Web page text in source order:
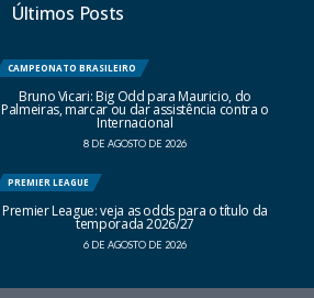
Últimos Posts
CAMPEONATO BRASILEIRO
Bruno Vicari: Big Odd para Mauricio, do
Palmeiras, marcar ou dar assistência contra o
Internacional
8 DE AGOSTO DE 2026
PREMIER LEAGUE
Premier League: veja as odds para o título da
temporada 2026/27
6 DE AGOSTO DE 2026